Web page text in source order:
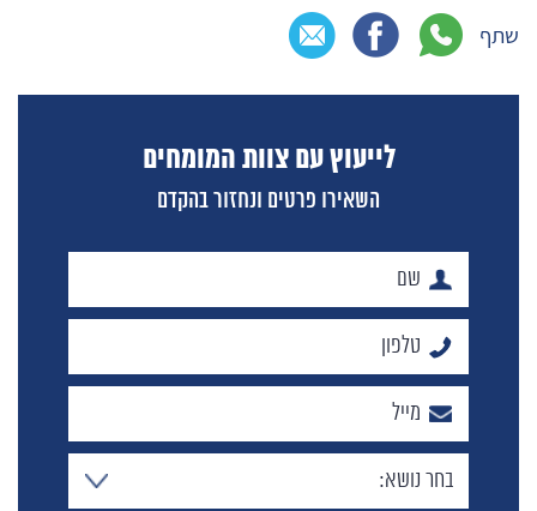
שתף
לייעוץ עם צוות המומחים
השאירו פרטים ונחזור בהקדם